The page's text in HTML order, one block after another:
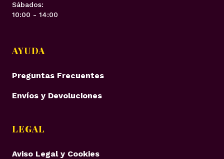
Sábados:
10:00 - 14:00
AYUDA
Preguntas Frecuentes
Envíos y Devoluciones
LEGAL
Aviso Legal y Cookies